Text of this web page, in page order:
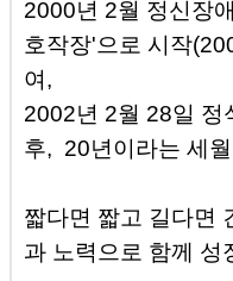
2000년 2월 정신장
호작장'으로 시작
여,
2002년 2월 28일 정
후, 20년이라는 세
짧다면 짧고 길다면
과 노력으로 함께 성